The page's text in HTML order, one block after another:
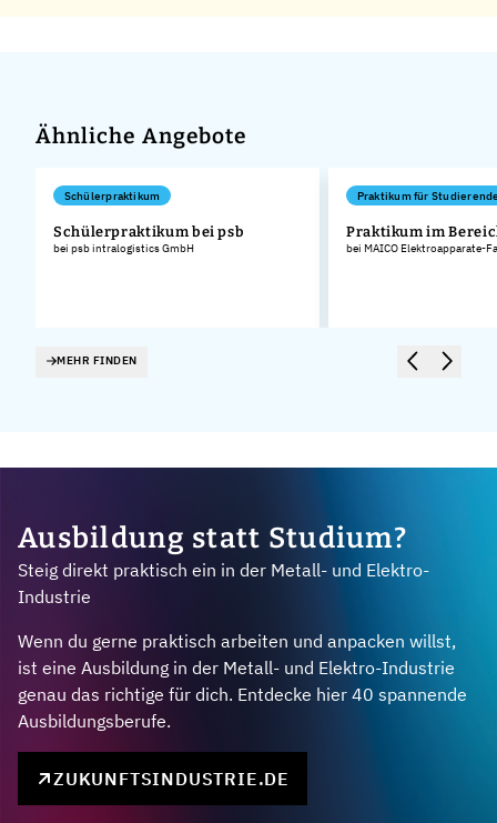
Ähnliche Angebote
Schülerpraktikum
Schülerpraktikum bei psb
bei psb intralogistics GmbH
Praktikum für
Praktikum im
bei MAICO Elektroapparate-
MEHR FINDEN
Ausbildung statt Studium?
Steig direkt praktisch ein in der Metall- und Elektro-
Industrie
Wenn du gerne praktisch arbeiten und anpacken willst,
ist eine Ausbildung in der Metall- und Elektro-Industrie
genau das richtige für dich. Entdecke hier 40 spannende
Ausbildungsberufe.
ZUKUNFTSINDUSTRIE.DE